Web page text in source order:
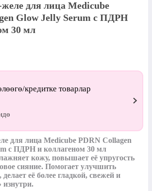
для лица Medicube
Glow Jelly Serum с ПДРН
30 мл
кредитке товарлар
для лица Medicube PDRN Collagen
с ПДРН и коллагеном 30 мл
кожу, повышает её упругость
сияние. Помогает улучшить
её более гладкой, свежей и
изнутри.